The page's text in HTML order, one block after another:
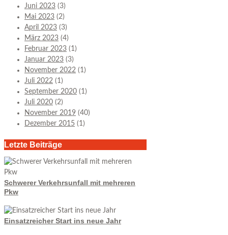
Juni 2023 (3)
Mai 2023 (2)
April 2023 (3)
März 2023 (4)
Februar 2023 (1)
Januar 2023 (3)
November 2022 (1)
Juli 2022 (1)
September 2020 (1)
Juli 2020 (2)
November 2019 (40)
Dezember 2015 (1)
Letzte Beiträge
Schwerer Verkehrsunfall mit mehreren
Pkw
Einsatzreicher Start ins neue Jahr